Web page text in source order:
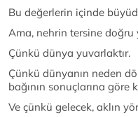
Bu değerlerin içinde
Ama, nehrin tersine
Çünkü dünya yuvarlaktır.
Çünkü dünyanın neden
bağının sonuçlarına göre
Ve çünkü gelecek, aklın